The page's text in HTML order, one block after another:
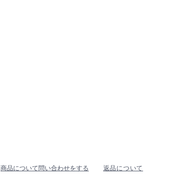
商品について問い合わせをする 返品について